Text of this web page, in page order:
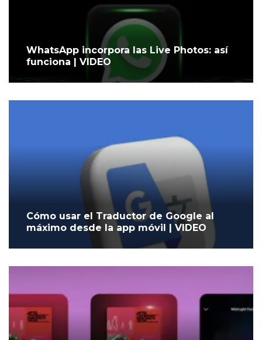
WhatsApp incorpora las Live Photos: así
funciona | VIDEO
Cómo usar el Traductor de Google al
máximo desde la app móvil | VIDEO